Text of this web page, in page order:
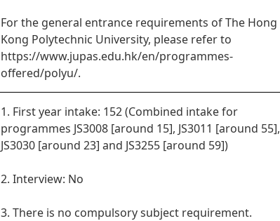
For the general entrance requirements of The Hong
Kong Polytechnic University, please refer to
https://www.jupas.edu.hk/en/programmes-
offered/polyu/.
1. First year intake: 152 (Combined intake for
programmes JS3008 [around 15], JS3011 [around 55],
JS3030 [around 23] and JS3255 [around 59])
2. Interview: No
3. There is no compulsory subject requirement.